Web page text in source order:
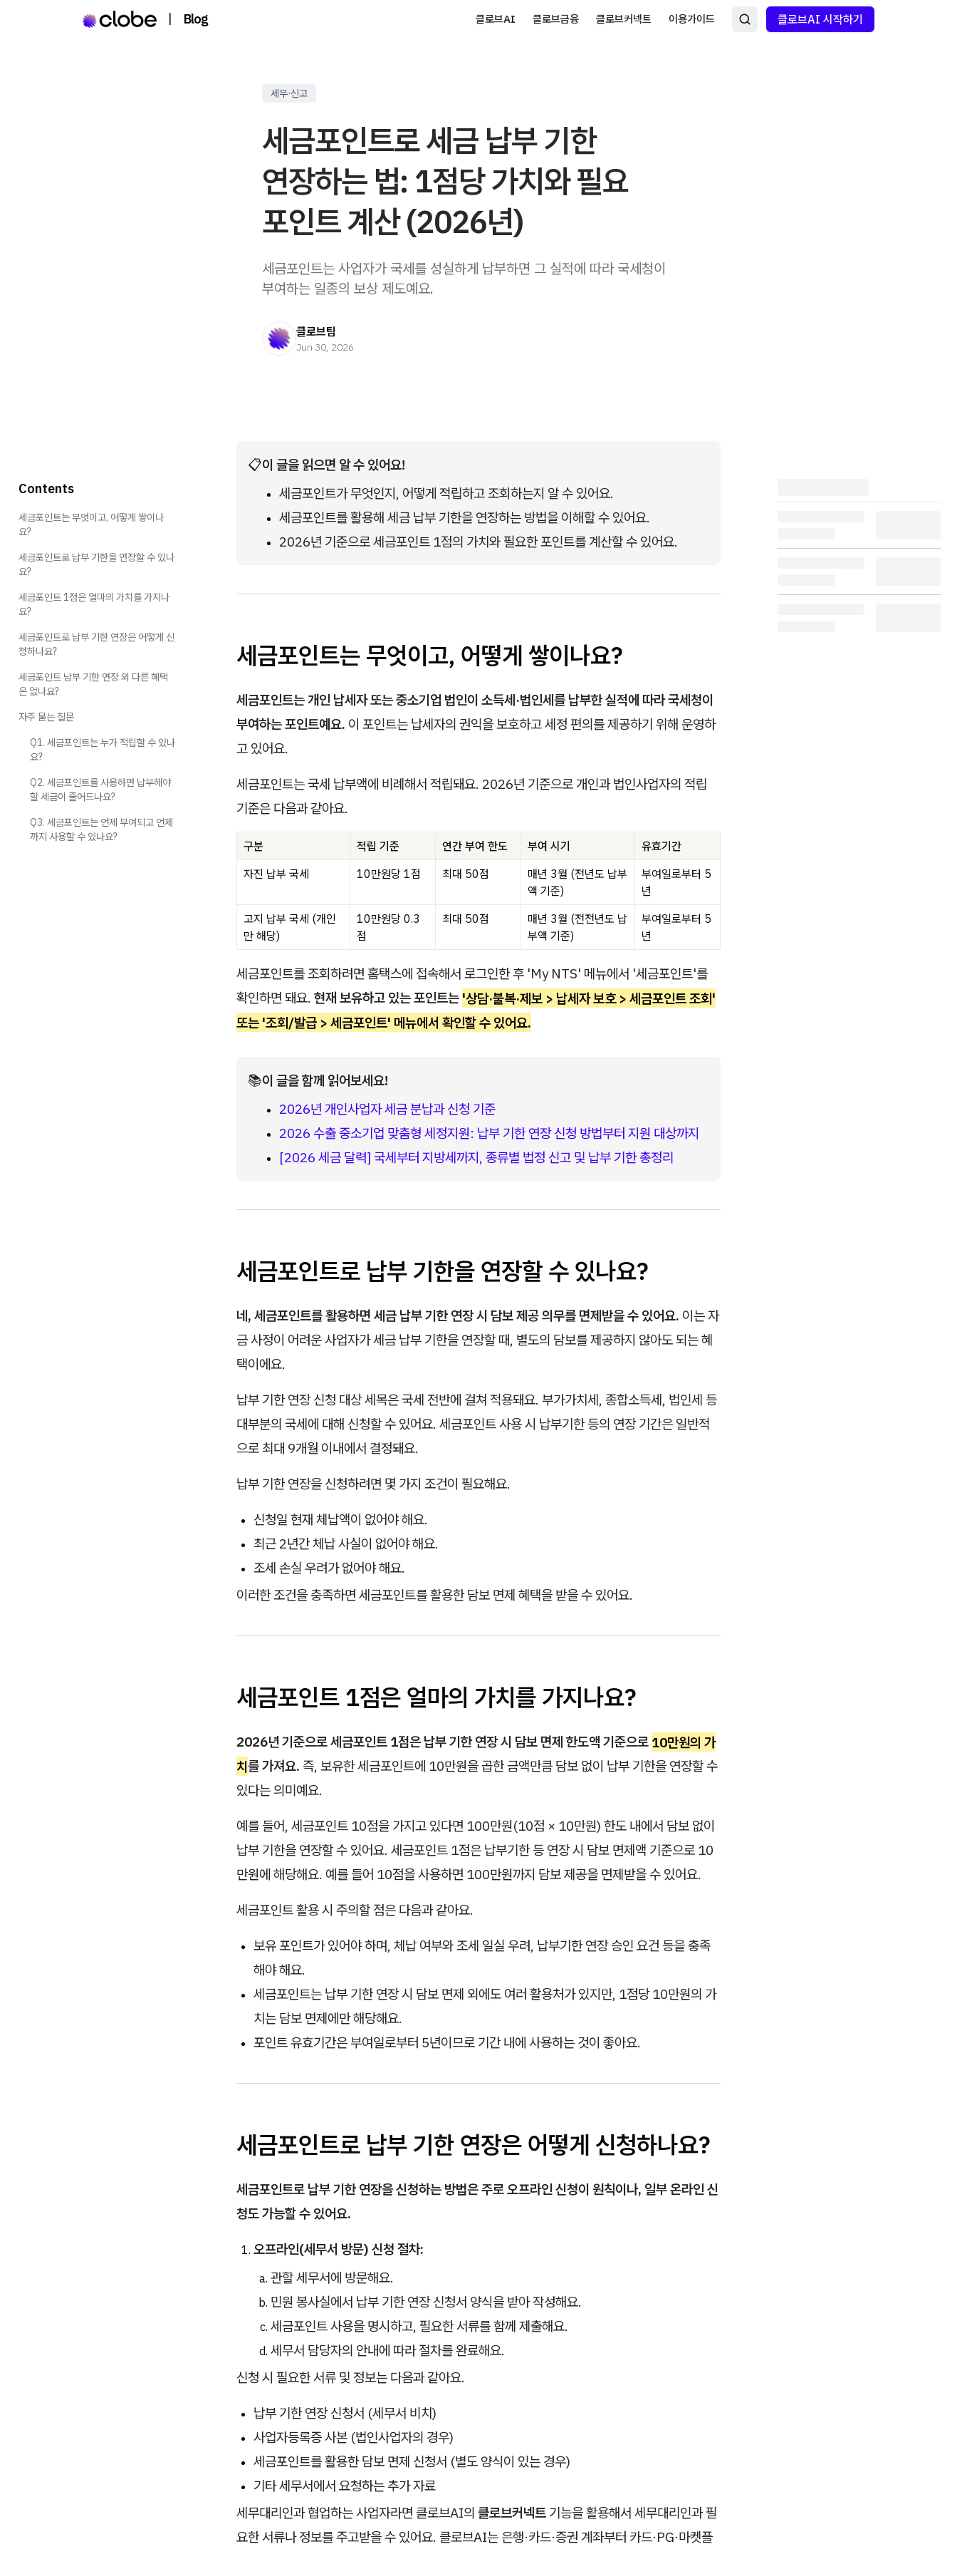
| Blog 클로브AI 클로브금융 클로브커넥트 이용가이드 클로브AI 시작하기
세무·신고
세금포인트로 세금 납부 기한
연장하는 법: 1점당 가치와 필요
포인트 계산 (2026년)
세금포인트는 사업자가 국세를 성실하게 납부하면 그 실적에 따라 국세청이
부여하는 일종의 보상 제도예요.
클로브팀
Jun 30, 2026
📋이 글을 읽으면 알 수 있어요!
세금포인트가 무엇인지, 어떻게 적립하고 조회하는지 알 수 있어요.
세금포인트를 활용해 세금 납부 기한을 연장하는 방법을 이해할 수 있어요.
2026년 기준으로 세금포인트 1점의 가치와 필요한 포인트를 계산할 수 있어요.
세금포인트는 무엇이고, 어떻게 쌓이나요?
세금포인트는 개인 납세자 또는 중소기업 법인이 소득세·법인세를 납부한 실적에 따라 국세청이
부여하는 포인트예요. 이 포인트는 납세자의 권익을 보호하고 세정 편의를 제공하기 위해 운영하
고 있어요.
세금포인트는 국세 납부액에 비례해서 적립돼요. 2026년 기준으로 개인과 법인사업자의 적립
기준은 다음과 같아요.
구분 적립 기준 연간 부여 한도 부여 시기
유효기간
자진 납부 국세
10만원당 1점 최대 50점
매년 3월 (전년도 납부
액 기준)
부여일로부터 5
년
고지 납부 국세 (개인
만 해당)
10만원당 0.3
점
최대 50점
매년 3월 (전전년도 납
부액 기준)
부여일로부터 5
년
세금포인트를 조회하려면 홈택스에 접속해서 로그인한 후 'My NTS' 메뉴에서 '세금포인트'를
확인하면 돼요. 현재 보유하고 있는 포인트는 '상담·불복·제보 > 납세자 보호 > 세금포인트 조회'
또는 '조회/발급 > 세금포인트' 메뉴에서 확인할 수 있어요.
📚이 글을 함께 읽어보세요!
2026년 개인사업자 세금 분납과 신청 기준
2026 수출 중소기업 맞춤형 세정지원: 납부 기한 연장 신청 방법부터 지원 대상까지
[2026 세금 달력] 국세부터 지방세까지, 종류별 법정 신고 및 납부 기한 총정리
세금포인트로 납부 기한을 연장할 수 있나요?
네, 세금포인트를 활용하면 세금 납부 기한 연장 시 담보 제공 의무를 면제받을 수 있어요. 이는 자
금 사정이 어려운 사업자가 세금 납부 기한을 연장할 때, 별도의 담보를 제공하지 않아도 되는 혜
택이에요.
납부 기한 연장 신청 대상 세목은 국세 전반에 걸쳐 적용돼요. 부가가치세, 종합소득세, 법인세 등
대부분의 국세에 대해 신청할 수 있어요. 세금포인트 사용 시 납부기한 등의 연장 기간은 일반적
으로 최대 9개월 이내에서 결정돼요.
납부 기한 연장을 신청하려면 몇 가지 조건이 필요해요.
신청일 현재 체납액이 없어야 해요.
최근 2년간 체납 사실이 없어야 해요.
조세 손실 우려가 없어야 해요.
이러한 조건을 충족하면 세금포인트를 활용한 담보 면제 혜택을 받을 수 있어요.
세금포인트 1점은 얼마의 가치를 가지나요?
2026년 기준으로 세금포인트 1점은 납부 기한 연장 시 담보 면제 한도액 기준으로 10만원의 가
치를 가져요. 즉, 보유한 세금포인트에 10만원을 곱한 금액만큼 담보 없이 납부 기한을 연장할 수
있다는 의미예요.
예를 들어, 세금포인트 10점을 가지고 있다면 100만원(10점 × 10만원) 한도 내에서 담보 없이
납부 기한을 연장할 수 있어요. 세금포인트 1점은 납부기한 등 연장 시 담보 면제액 기준으로 10
만원에 해당해요. 예를 들어 10점을 사용하면 100만원까지 담보 제공을 면제받을 수 있어요.
세금포인트 활용 시 주의할 점은 다음과 같아요.
보유 포인트가 있어야 하며, 체납 여부와 조세 일실 우려, 납부기한 연장 승인 요건 등을 충족
해야 해요.
세금포인트는 납부 기한 연장 시 담보 면제 외에도 여러 활용처가 있지만, 1점당 10만원의 가
치는 담보 면제에만 해당해요.
포인트 유효기간은 부여일로부터 5년이므로 기간 내에 사용하는 것이 좋아요.
세금포인트로 납부 기한 연장은 어떻게 신청하나요?
세금포인트로 납부 기한 연장을 신청하는 방법은 주로 오프라인 신청이 원칙이나, 일부 온라인 신
청도 가능할 수 있어요.
오프라인(세무서 방문) 신청 절차:
관할 세무서에 방문해요.
민원 봉사실에서 납부 기한 연장 신청서 양식을 받아 작성해요.
세금포인트 사용을 명시하고, 필요한 서류를 함께 제출해요.
세무서 담당자의 안내에 따라 절차를 완료해요.
신청 시 필요한 서류 및 정보는 다음과 같아요.
납부 기한 연장 신청서 (세무서 비치)
사업자등록증 사본 (법인사업자의 경우)
세금포인트를 활용한 담보 면제 신청서 (별도 양식이 있는 경우)
기타 세무서에서 요청하는 추가 자료
세무대리인과 협업하는 사업자라면 클로브AI의 클로브커넥트 기능을 활용해서 세무대리인과 필
요한 서류나 정보를 주고받을 수 있어요. 클로브AI는 은행·카드·증권 계좌부터 카드·PG·마켓플
Contents
세금포인트는 무엇이고, 어떻게 쌓이나
요?
세금포인트로 납부 기한을 연장할 수 있나
요?
세금포인트 1점은 얼마의 가치를 가지나
요?
세금포인트로 납부 기한 연장은 어떻게 신
청하나요?
세금포인트 납부 기한 연장 외 다른 혜택
은 없나요?
자주 묻는 질문
Q1. 세금포인트는 누가 적립할 수 있나
요?
Q2. 세금포인트를 사용하면 납부해야
할 세금이 줄어드나요?
Q3. 세금포인트는 언제 부여되고 언제
까지 사용할 수 있나요?